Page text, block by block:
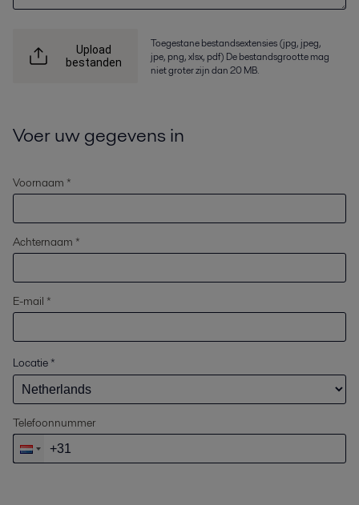
Upload
bestanden
Toegestane bestandsextensies (jpg, jpeg,
jpe, png, xlsx, pdf) De bestandsgrootte mag
niet groter zijn dan 20 MB.
Voer uw gegevens in
Voornaam *
Achternaam *
E-mail *
Locatie *
Telefoonnummer